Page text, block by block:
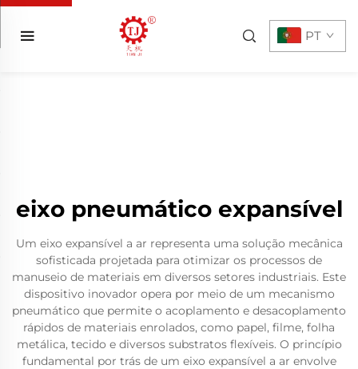
PT
eixo pneumático expansível
Um eixo expansível a ar representa uma solução mecânica
sofisticada projetada para otimizar os processos de
manuseio de materiais em diversos setores industriais. Este
dispositivo inovador opera por meio de um mecanismo
pneumático que permite o acoplamento e desacoplamento
rápidos de materiais enrolados, como papel, filme, folha
metálica, tecido e diversos substratos flexíveis. O princípio
fundamental por trás de um eixo expansível a ar envolve